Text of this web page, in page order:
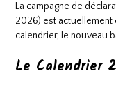
La campagne de
2026) est actuellement
calendrier, le nouveau
Le Calendrier